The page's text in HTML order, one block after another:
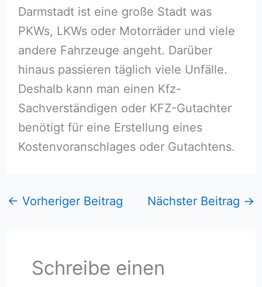
Darmstadt ist eine große Stadt was
PKWs, LKWs oder Motorräder und viele
andere Fahrzeuge angeht. Darüber
hinaus passieren täglich viele Unfälle.
Deshalb kann man einen Kfz-
Sachverständigen oder KFZ-Gutachter
benötigt für eine Erstellung eines
Kostenvoranschlages oder Gutachtens.
← Vorheriger Beitrag Nächster Beitrag →
Schreibe einen